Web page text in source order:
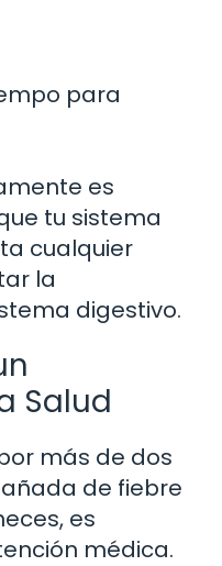
para
es
tu sistema
cualquier
la
digestivo.
Salud
más de dos
de fiebre
es
médica.